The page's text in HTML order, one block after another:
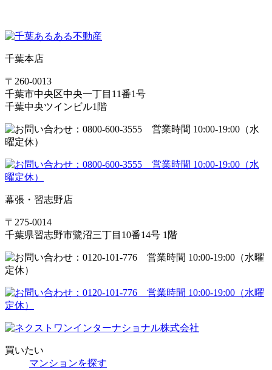
千葉本店
〒260-0013
千葉市中央区中央一丁目11番1号
千葉中央ツインビル1階
幕張・習志野店
〒275-0014
千葉県習志野市鷺沼三丁目10番14号 1階
買いたい
マンションを探す